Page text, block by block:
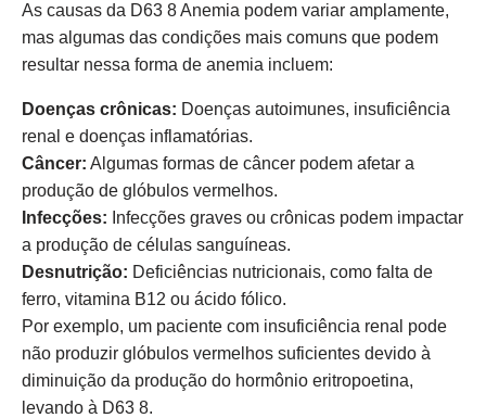
As causas da D63 8 Anemia podem variar amplamente,
mas algumas das condições mais comuns que podem
resultar nessa forma de anemia incluem:
Doenças crônicas: Doenças autoimunes, insuficiência
renal e doenças inflamatórias.
Câncer: Algumas formas de câncer podem afetar a
produção de glóbulos vermelhos.
Infecções: Infecções graves ou crônicas podem impactar
a produção de células sanguíneas.
Desnutrição: Deficiências nutricionais, como falta de
ferro, vitamina B12 ou ácido fólico.
Por exemplo, um paciente com insuficiência renal pode
não produzir glóbulos vermelhos suficientes devido à
diminuição da produção do hormônio eritropoetina,
levando à D63 8.